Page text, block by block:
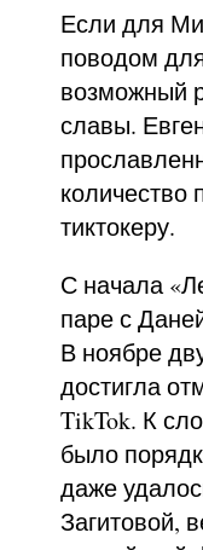
Если для
поводом
возможный
славы.
количество
тиктокеру.
С начала
паре с
В ноябре
достигла
TikTok. К
было
даже
Загитовой,